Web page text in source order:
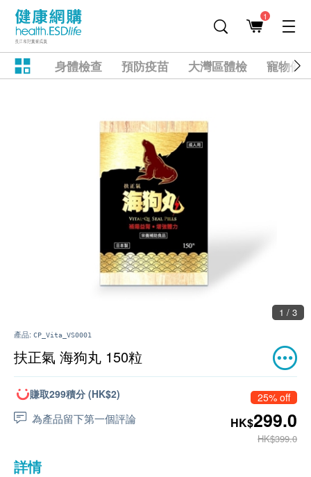
1
身體檢查 預防疫苗 大灣區體檢 寵物健
1 / 3
產品: CP_Vita_VS0001
扶正氣 海狗丸 150粒
賺取299積分 (HK$2)
為產品留下第一個評論
25% off
HK$299.0
HK$399.0
詳情